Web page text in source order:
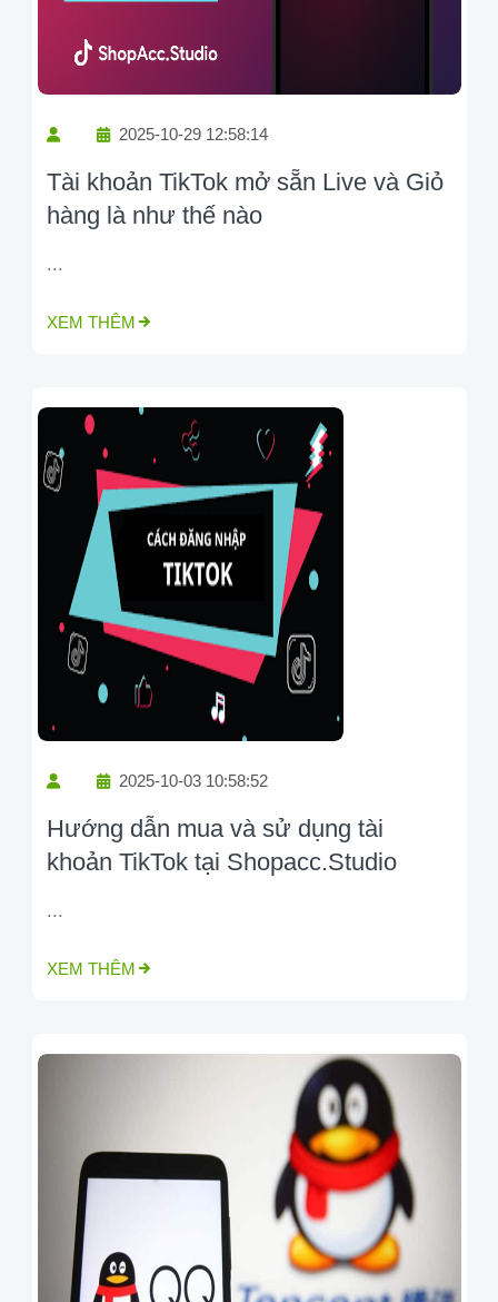
2025-10-29 12:58:14
Tài khoản TikTok mở sẵn Live và Giỏ
hàng là như thế nào
...
XEM THÊM
2025-10-03 10:58:52
Hướng dẫn mua và sử dụng tài
khoản TikTok tại Shopacc.Studio
...
XEM THÊM